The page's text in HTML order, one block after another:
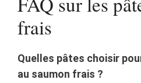
frais
Quelles pâtes choisir
au saumon frais ?